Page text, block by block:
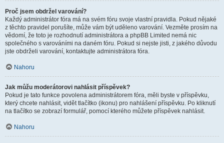
Proč jsem obdržel varování?
Každý administrátor fóra má na svém fóru svoje vlastní pravidla. Pokud nějaké
z těchto pravidel porušíte, může vám být uděleno varování. Vezměte prosím na
vědomí, že toto je rozhodnutí administrátora a phpBB Limited nemá nic
společného s varováními na daném fóru. Pokud si nejste jisti, z jakého důvodu
jste obdrželi varování, kontaktujte administrátora fóra.
Nahoru
Jak můžu moderátorovi nahlásit příspěvek?
Pokud je tato funkce povolena administrátorem fóra, měli byste v příspěvku,
který chcete nahlásit, vidět tlačítko (ikonu) pro nahlášení příspěvku. Po kliknutí
na tlačítko se zobrazí formulář, pomocí kterého můžete příspěvek nahlásit.
Nahoru